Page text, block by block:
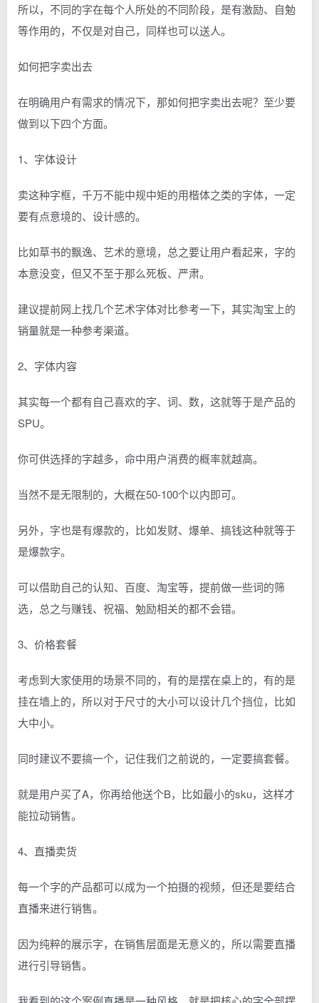
所以，不同的字在每个人所处的不同阶段，是有激励、自勉
等作用的，不仅是对自己，同样也可以送人。
如何把字卖出去
在明确用户有需求的情况下，那如何把字卖出去呢？至少要
做到以下四个方面。
1、字体设计
卖这种字框，千万不能中规中矩的用楷体之类的字体，一定
要有点意境的、设计感的。
比如草书的飘逸、艺术的意境，总之要让用户看起来，字的
本意没变，但又不至于那么死板、严肃。
建议提前网上找几个艺术字体对比参考一下，其实淘宝上的
销量就是一种参考渠道。
2、字体内容
其实每一个都有自己喜欢的字、词、数，这就等于是产品的
SPU。
你可供选择的字越多，命中用户消费的概率就越高。
当然不是无限制的，大概在50-100个以内即可。
另外，字也是有爆款的，比如发财、爆单、搞钱这种就等于
是爆款字。
可以借助自己的认知、百度、淘宝等，提前做一些词的筛
选，总之与赚钱、祝福、勉励相关的都不会错。
3、价格套餐
考虑到大家使用的场景不同的，有的是摆在桌上的，有的是
挂在墙上的，所以对于尺寸的大小可以设计几个挡位，比如
大中小。
同时建议不要搞一个，记住我们之前说的，一定要搞套餐。
就是用户买了A，你再给他送个B，比如最小的sku，这样才
能拉动销售。
4、直播卖货
每一个字的产品都可以成为一个拍摄的视频，但还是要结合
直播来进行销售。
因为纯粹的展示字，在销售层面是无意义的，所以需要直播
进行引导销售。